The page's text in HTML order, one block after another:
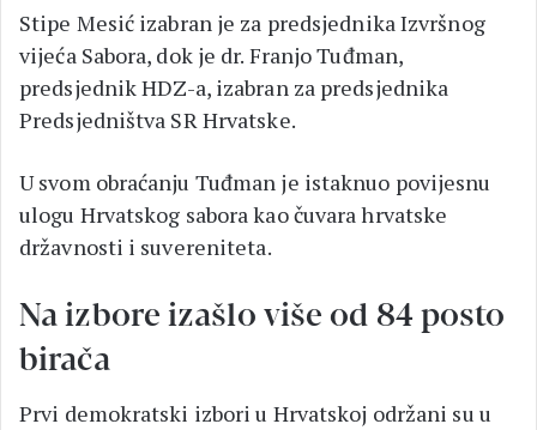
Stipe Mesić izabran je za predsjednika Izvršnog
vijeća Sabora, dok je dr. Franjo Tuđman,
predsjednik HDZ-a, izabran za predsjednika
Predsjedništva SR Hrvatske.
U svom obraćanju Tuđman je istaknuo povijesnu
ulogu Hrvatskog sabora kao čuvara hrvatske
državnosti i suvereniteta.
Na izbore izašlo više od 84 posto
birača
Prvi demokratski izbori u Hrvatskoj održani su u